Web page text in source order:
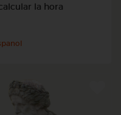
la hora